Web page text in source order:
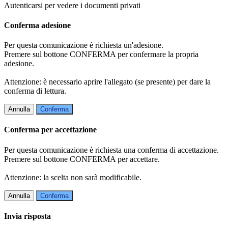
Autenticarsi per vedere i documenti privati
Conferma adesione
Per questa comunicazione è richiesta un'adesione.
Premere sul bottone CONFERMA per confermare la propria
adesione.
Attenzione: è necessario aprire l'allegato (se presente) per dare la
conferma di lettura.
Annulla Conferma
Conferma per accettazione
Per questa comunicazione è richiesta una conferma di accettazione.
Premere sul bottone CONFERMA per accettare.
Attenzione: la scelta non sarà modificabile.
Annulla Conferma
Invia risposta